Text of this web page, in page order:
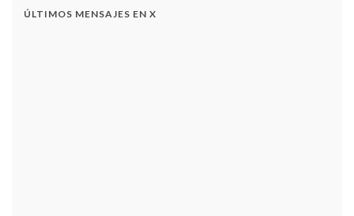
ÚLTIMOS MENSAJES EN X